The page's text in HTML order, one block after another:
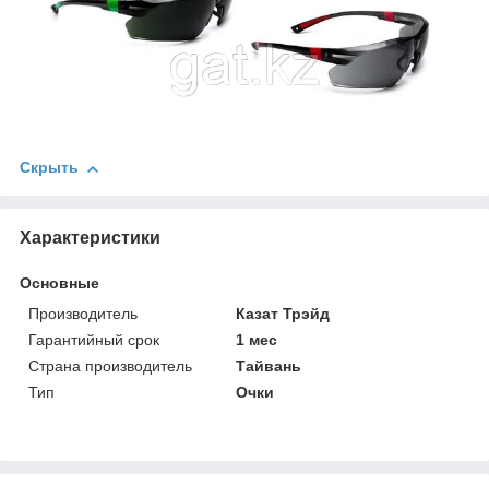
Скрыть
Характеристики
Основные
Производитель
Казат Трэйд
Гарантийный срок
1 мес
Страна производитель
Тайвань
Тип
Очки